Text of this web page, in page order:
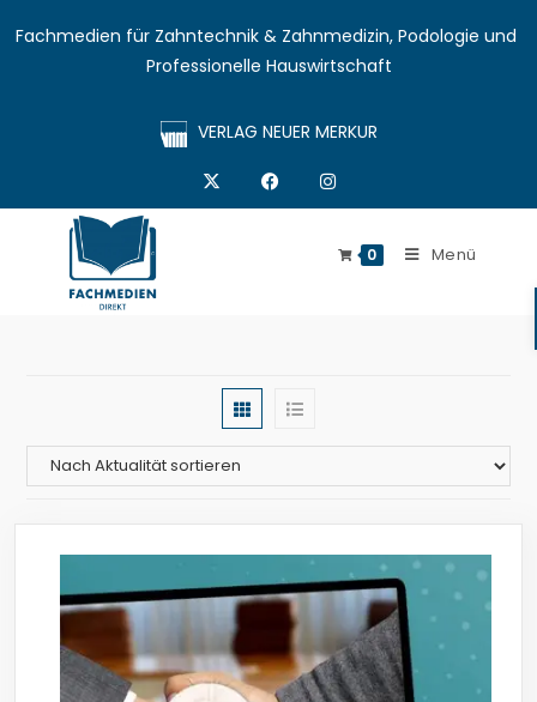
Fachmedien für Zahntechnik & Zahnmedizin, Podologie und
Professionelle Hauswirtschaft
VERLAG NEUER MERKUR
0 Menü